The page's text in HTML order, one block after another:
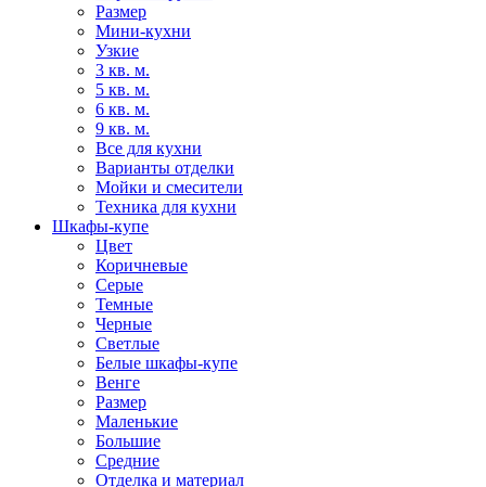
Размер
Мини-кухни
Узкие
3 кв. м.
5 кв. м.
6 кв. м.
9 кв. м.
Все для кухни
Варианты отделки
Мойки и смесители
Техника для кухни
Шкафы-купе
Цвет
Коричневые
Серые
Темные
Черные
Светлые
Белые шкафы-купе
Венге
Размер
Маленькие
Большие
Средние
Отделка и материал